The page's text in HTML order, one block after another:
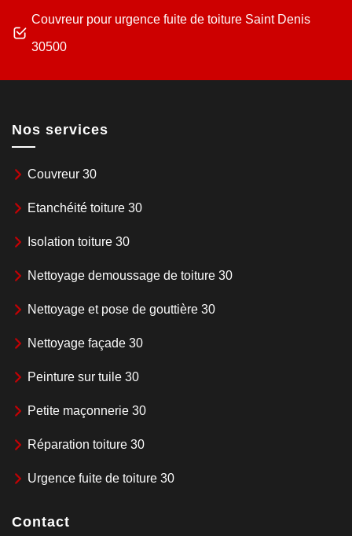
Couvreur pour urgence fuite de toiture Saint Denis
30500
Nos services
Couvreur 30
Etanchéité toiture 30
Isolation toiture 30
Nettoyage demoussage de toiture 30
Nettoyage et pose de gouttière 30
Nettoyage façade 30
Peinture sur tuile 30
Petite maçonnerie 30
Réparation toiture 30
Urgence fuite de toiture 30
Contact